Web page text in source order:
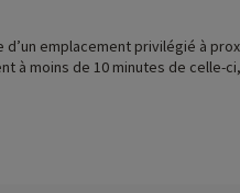
emplacement privilégié à
à moins de 10 minutes de celle-